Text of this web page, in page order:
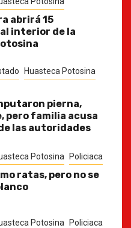
abrirá 15
interior de la
Huasteca Potosina
pierna,
pero familia acusa
las autoridades
Potosina Policiaca
ratas, pero no se
Potosina Policiaca